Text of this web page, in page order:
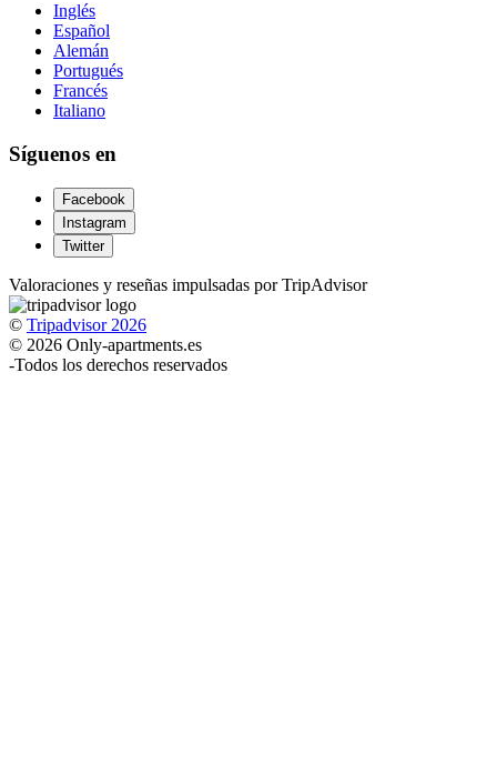
Inglés
Español
Alemán
Portugués
Francés
Italiano
Síguenos en
Facebook
Instagram
Twitter
Valoraciones y reseñas impulsadas por TripAdvisor
© Tripadvisor 2026
© 2026 Only-apartments.es
-Todos los derechos reservados